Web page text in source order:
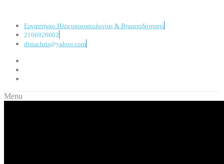
Εργαστήριο Ηλεκτροφυσιολογίας & Βηματοδότησης
2106926002
dtsiachris@yahoo.com
Menu